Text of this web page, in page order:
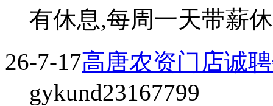
有休息,每周一天带薪
26-7-17高唐农资门店诚
gykund23167799